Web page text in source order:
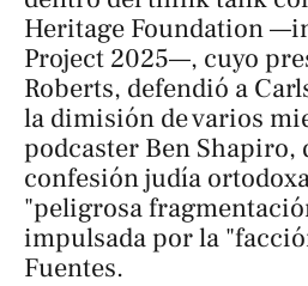
Heritage Foundation
Project 2025—, cuyo
Roberts, defendió a
la dimisión de varios
podcaster Ben Shapiro,
confesión judía
"peligrosa
impulsada por la
Fuentes.